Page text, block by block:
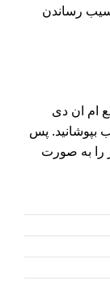
رساندن
ام ان دی
بپوشانید. پس
را به صورت